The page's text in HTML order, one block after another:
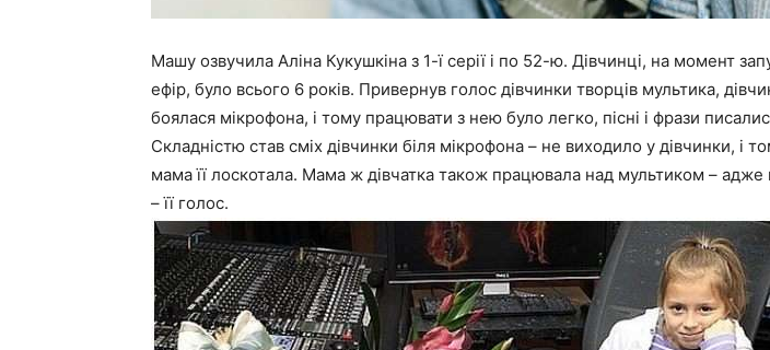
Машу озвучила Аліна Кукушкіна з 1-ї серії і по 52-ю. Дівчинці, на момент
ефір, було всього 6 років. Привернув голос дівчинки творців мультика,
боялася мікрофона, і тому працювати з нею було легко, пісні і фрази
Складністю став сміх дівчинки біля мікрофона – не виходило у дівчинки, і
мама її лоскотала. Мама ж дівчатка також працювала над мультиком –
– її голос.